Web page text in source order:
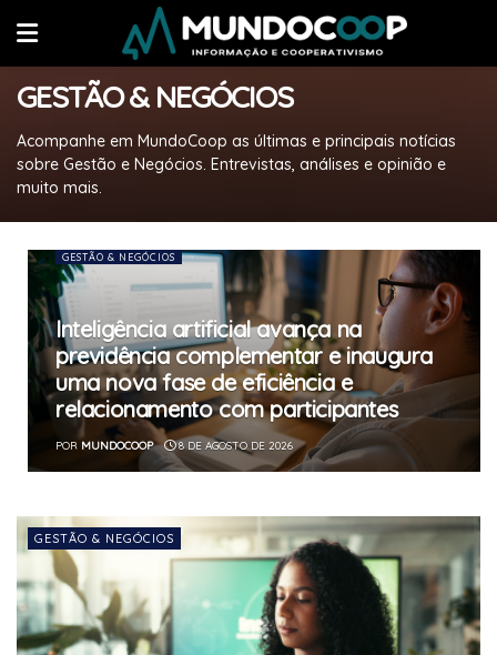
GESTÃO & NEGÓCIOS
Acompanhe em MundoCoop as últimas e principais notícias
sobre Gestão e Negócios. Entrevistas, análises e opinião e
muito mais.
GESTÃO & NEGÓCIOS
Inteligência artificial avança na
previdência complementar e inaugura
uma nova fase de eficiência e
relacionamento com participantes
POR MUNDOCOOP 8 DE AGOSTO DE 2026
GESTÃO & NEGÓCIOS